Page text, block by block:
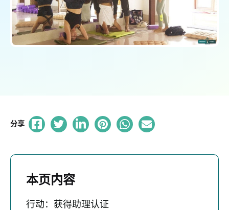
分享
本页内容
行动：获得助理认证